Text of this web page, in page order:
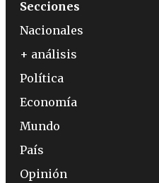
Secciones
Nacionales
+ análisis
Política
Economía
Mundo
País
Opinión